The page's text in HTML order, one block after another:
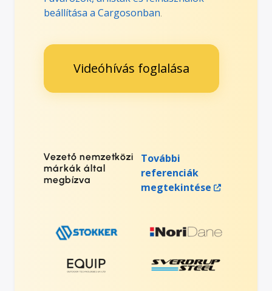
beállítása a Cargosonban.
Videóhívás foglalása
Vezető nemzetközi
márkák által
megbízva
További
referenciák
megtekintése